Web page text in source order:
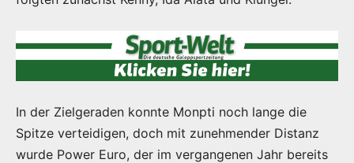
In der Zielgeraden konnte Monpti noch lange die
Spitze verteidigen, doch mit zunehmender Distanz
wurde Power Euro, der im vergangenen Jahr bereits